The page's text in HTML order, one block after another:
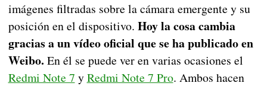
imágenes filtradas sobre la cámara emergente y su
posición en el dispositivo. Hoy la cosa cambia
gracias a un vídeo oficial que se ha publicado en
Weibo. En él se puede ver en varias ocasiones el
Redmi Note 7 yRedmi Note 7 Pro. Ambos hacen